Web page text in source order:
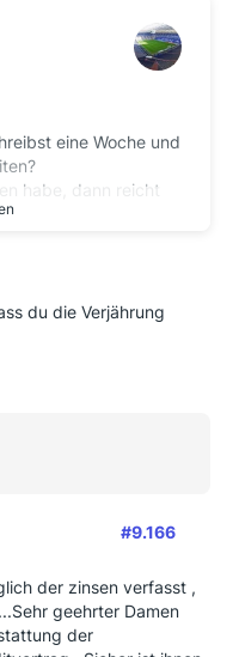
eine Woche und
habe, dann reicht
nicht alleine aus um
eine 3
der Verjährung
du die Verjährung
#9.166
der zinsen verfasst ,
geehrter Damen
der